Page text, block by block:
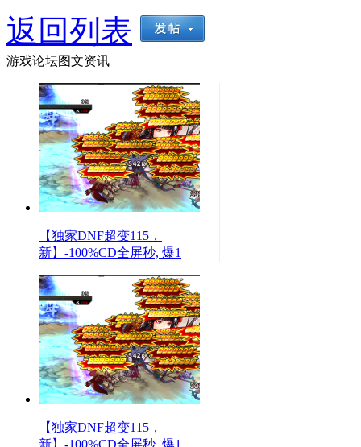
返回列表
游戏论坛图文资讯
【独家DNF超变115，
新】-100%CD全屏秒, 爆1
【独家DNF超变115，
新】-100%CD全屏秒, 爆1